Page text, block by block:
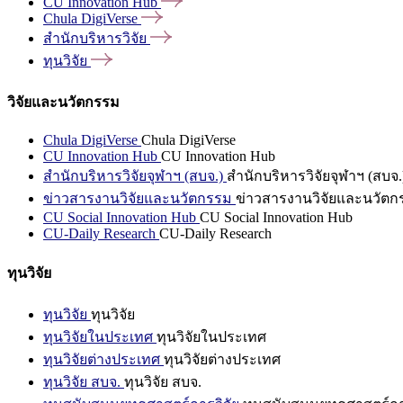
Chula DigiVerse
สำนักบริหารวิจัย
ทุนวิจัย
วิจัยและนวัตกรรม
Chula DigiVerse Chula DigiVerse
CU Innovation Hub CU Innovation Hub
สำนักบริหารวิจัยจุฬาฯ (สบจ.) สำนักบริหารวิจัยจุฬาฯ (สบจ
ข่าวสารงานวิจัยและนวัตกรรม ข่าวสารงานวิจัยและนวัตก
CU Social Innovation Hub CU Social Innovation Hub
CU-Daily Research CU-Daily Research
ทุนวิจัย
ทุนวิจัย ทุนวิจัย
ทุนวิจัยในประเทศ ทุนวิจัยในประเทศ
ทุนวิจัยต่างประเทศ ทุนวิจัยต่างประเทศ
ทุนวิจัย สบจ. ทุนวิจัย สบจ.